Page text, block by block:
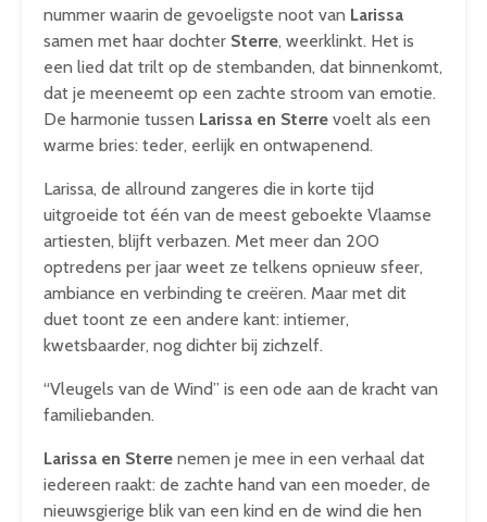
nummer waarin de gevoeligste noot van Larissa
samen met haar dochter Sterre, weerklinkt. Het is
een lied dat trilt op de stembanden, dat binnenkomt,
dat je meeneemt op een zachte stroom van emotie.
De harmonie tussen Larissa en Sterre voelt als een
warme bries: teder, eerlijk en ontwapenend.
Larissa, de allround zangeres die in korte tijd
uitgroeide tot één van de meest geboekte Vlaamse
artiesten, blijft verbazen. Met meer dan 200
optredens per jaar weet ze telkens opnieuw sfeer,
ambiance en verbinding te creëren. Maar met dit
duet toont ze een andere kant: intiemer,
kwetsbaarder, nog dichter bij zichzelf.
“Vleugels van de Wind” is een ode aan de kracht van
familiebanden.
Larissa en Sterre nemen je mee in een verhaal dat
iedereen raakt: de zachte hand van een moeder, de
nieuwsgierige blik van een kind en de wind die hen